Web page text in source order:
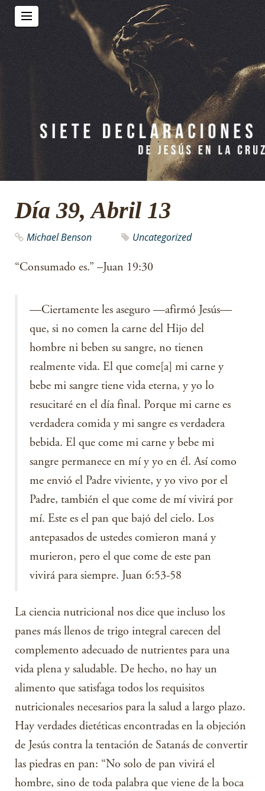
Día 39, Abril 13
Michael Benson Uncategorized
“Consumado es.” –Juan 19:30
—Ciertamente les aseguro —afirmó Jesús—
que, si no comen la carne del Hijo del
hombre ni beben su sangre, no tienen
realmente vida. El que come[a] mi carne y
bebe mi sangre tiene vida eterna, y yo lo
resucitaré en el día final. Porque mi carne es
verdadera comida y mi sangre es verdadera
bebida. El que come mi carne y bebe mi
sangre permanece en mí y yo en él. Así como
me envió el Padre viviente, y yo vivo por el
Padre, también el que come de mí vivirá por
mí. Este es el pan que bajó del cielo. Los
antepasados de ustedes comieron maná y
murieron, pero el que come de este pan
vivirá para siempre. Juan 6:53-58
La ciencia nutricional nos dice que incluso los
panes más llenos de trigo integral carecen del
complemento adecuado de nutrientes para una
vida plena y saludable. De hecho, no hay un
alimento que satisfaga todos los requisitos
nutricionales necesarios para la salud a largo plazo.
Hay verdades dietéticas encontradas en la objeción
de Jesús contra la tentación de Satanás de convertir
las piedras en pan: “No solo de pan vivirá el
hombre, sino de toda palabra que viene de la boca